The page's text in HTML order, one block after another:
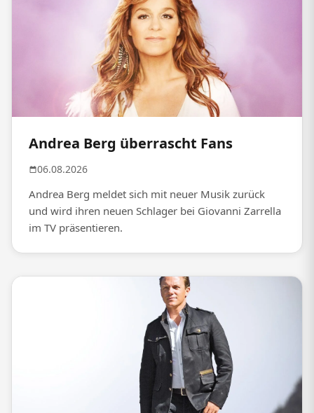
Andrea Berg überrascht Fans
06.08.2026
Andrea Berg meldet sich mit neuer Musik zurück
und wird ihren neuen Schlager bei Giovanni Zarrella
im TV präsentieren.